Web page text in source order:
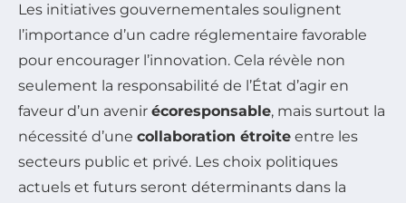
Les initiatives gouvernementales soulignent
l’importance d’un cadre réglementaire favorable
pour encourager l’innovation. Cela révèle non
seulement la responsabilité de l’État d’agir en
faveur d’un avenir écoresponsable, mais surtout la
nécessité d’une collaboration étroite entre les
secteurs public et privé. Les choix politiques
actuels et futurs seront déterminants dans la